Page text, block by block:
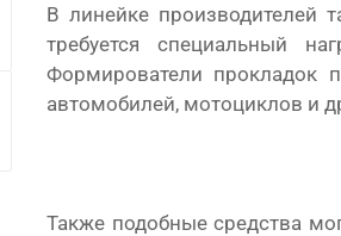
В линейке производителей
требуется специальный
Формирователи прокладок
автомобилей, мотоциклов и
Также подобные средства